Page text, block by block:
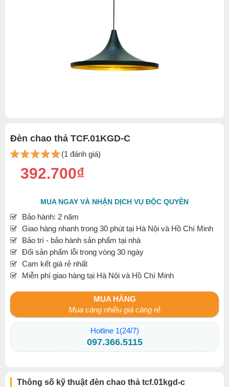
Đèn chao thả TCF.01KGD-C
(1 đánh giá)
392.700₫
MUA NGAY VÀ NHẬN DỊCH VỤ ĐỘC QUYỀN
Bảo hành: 2 năm
Giao hàng nhanh trong 30 phút tại Hà Nội và Hồ Chí Minh
Bảo trì - bảo hành sản phẩm tại nhà
Đổi sản phẩm lỗi trong vòng 30 ngày
Cam kết giá rẻ nhất
Miễn phí giao hàng tại Hà Nội và Hồ Chí Minh
MUA HÀNG
Mua càng nhiều giá càng rẻ
Hotline 1(24/7)
097.366.5115
Thông số kỹ thuật đèn chao thả tcf.01kgd-c